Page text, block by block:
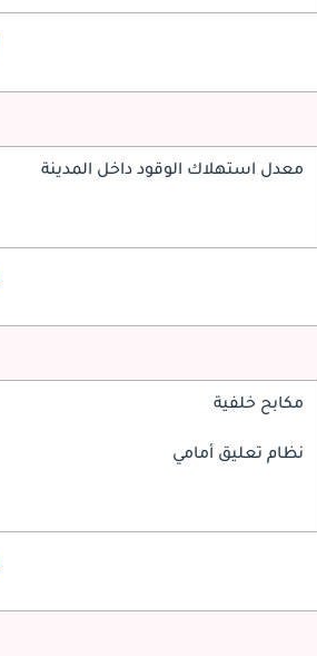
معدل استهلاك الوقود داخل المدينة
مكابح خلفية
نظام تعليق أمامي